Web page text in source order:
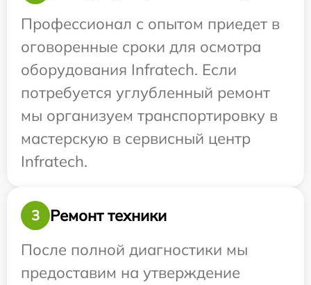
Профессионал с опытом приедет в
оговоренные сроки для осмотра
оборудования Infratech. Если
потребуется углубленный ремонт
мы организуем транспортировку в
мастерскую в сервисный центр
Infratech.
3
Ремонт техники
После полной диагностики мы
предоставим на утверждение